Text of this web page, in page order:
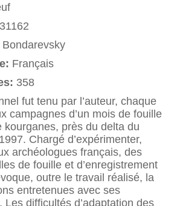
Bondarevsky
Français
358
fut tenu par l’auteur, chaque
campagnes d’un mois de fouille
kourganes, près du delta du
Chargé d’expérimenter,
archéologues français, des
de fouille et d’enregistrement
outre le travail réalisé, la
entretenues avec ses
Les difficultés d’adaptation des